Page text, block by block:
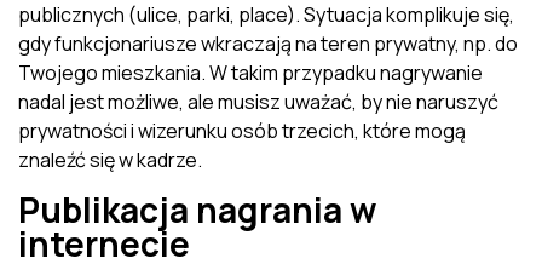
publicznych (ulice, parki, place). Sytuacja komplikuje się,
gdy funkcjonariusze wkraczają na teren prywatny, np. do
Twojego mieszkania. W takim przypadku nagrywanie
nadal jest możliwe, ale musisz uważać, by nie naruszyć
prywatności i wizerunku osób trzecich, które mogą
znaleźć się w kadrze.
Publikacja nagrania w
internecie